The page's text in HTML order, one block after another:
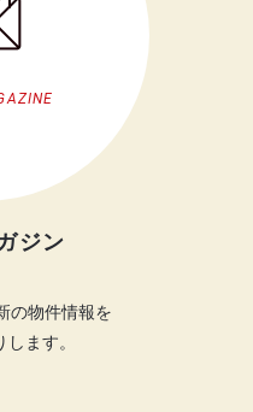
ジン
の物件情報を
ます。